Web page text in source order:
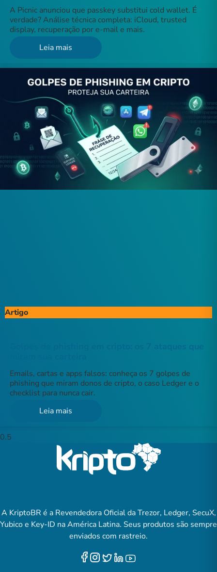
A Picnic anunciou que passkey substitui cold wallet. É
verdade? Análise técnica completa: iCloud, trusted
display, recuperação por e-mail e mais.
Leia mais
Artigo
Emails, cartas e apps falsos: conheça os 7 golpes de
phishing que miram donos de cripto, o caso Ledger e o
checklist para nunca cair.
Leia mais
A KriptoBR é a Revendedora Oficial da Trezor, Ledger, SecuX,
Yubico e Key-ID na América Latina. Seus produtos são sempre
enviados com rastreio.